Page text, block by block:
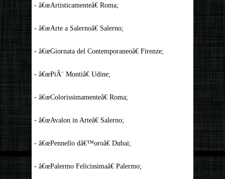
- â€œArtisticamenteâ€ Roma;
- â€œArte a Salernoâ€ Salerno;
- â€œGiornata del Contemporaneoâ€ Firenze;
- â€œPiÃ¨ Montiâ€ Udine;
- â€œColorissimamenteâ€ Roma;
- â€œAvalon in Arteâ€ Salerno;
- â€œPennello dâ€™oroâ€ Dubai;
- â€œPalermo Felicissimaâ€ Palermo;